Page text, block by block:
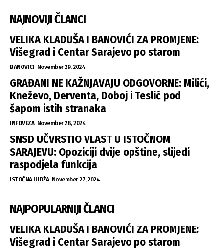
NAJNOVIJI ČLANCI
VELIKA KLADUŠA I BANOVIĆI ZA PROMJENE:
Višegrad i Centar Sarajevo po starom
BANOVICI November 29, 2024
GRAĐANI NE KAŽNJAVAJU ODGOVORNE: Milići,
Kneževo, Derventa, Doboj i Teslić pod
šapom istih stranaka
INFOVEZA November 28, 2024
SNSD UČVRSTIO VLAST U ISTOČNOM
SARAJEVU: Opoziciji dvije opštine, slijedi
raspodjela funkcija
ISTOČNA ILIDŽA November 27, 2024
NAJPOPULARNIJI ČLANCI
VELIKA KLADUŠA I BANOVIĆI ZA PROMJENE:
Višegrad i Centar Sarajevo po starom